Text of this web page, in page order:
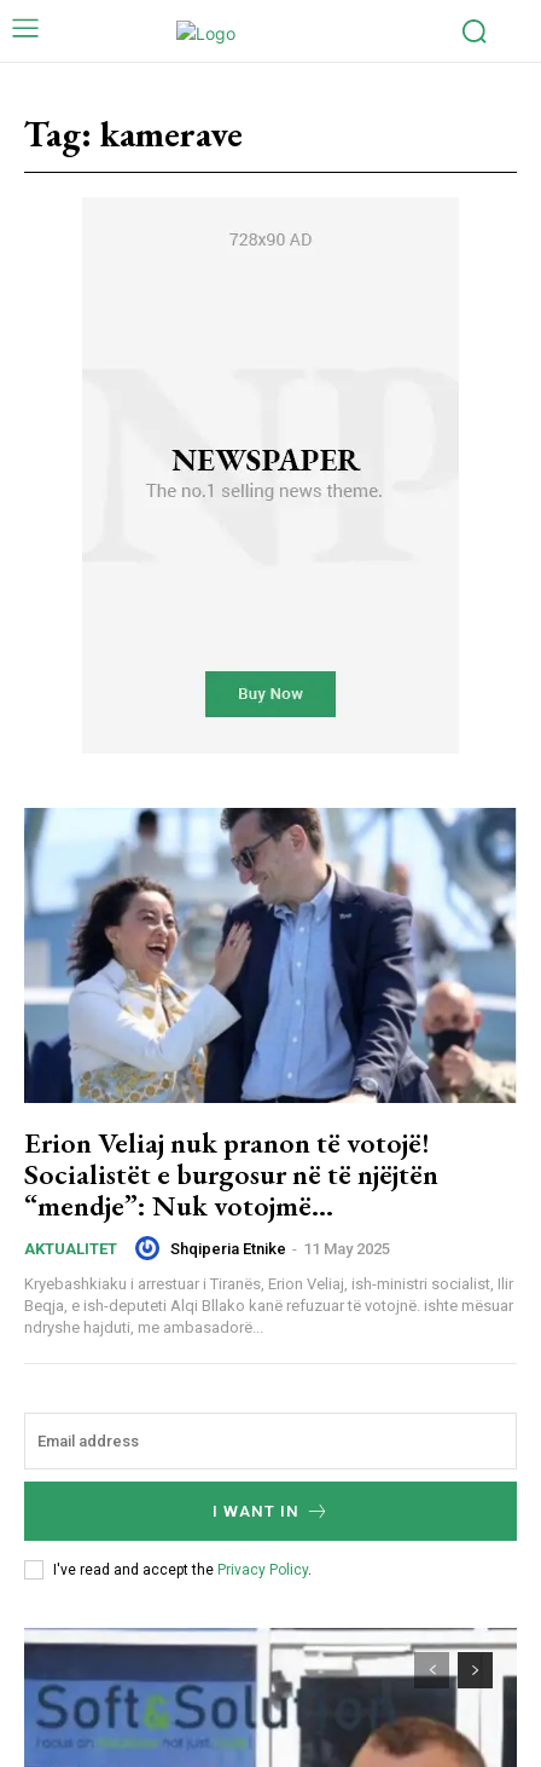
Tag: kamerave
Erion Veliaj nuk pranon të votojë!
Socialistët e burgosur në të njëjtën
“mendje”: Nuk votojmë…
AKTUALITET Shqiperia Etnike - 11 May 2025
Kryebashkiaku i arrestuar i Tiranës, Erion Veliaj, ish-ministri socialist, Ilir
Beqja, e ish-deputeti Alqi Bllako kanë refuzuar të votojnë. ishte mësuar
ndryshe hajduti, me ambasadorë...
I WANT IN
I've read and accept the Privacy Policy.